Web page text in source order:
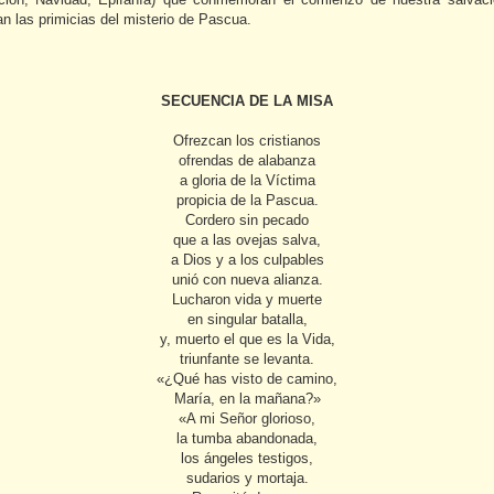
las primicias del misterio de Pascua.
SECUENCIA DE LA MISA
Ofrezcan los cristianos
ofrendas de alabanza
a gloria de la Víctima
propicia de la Pascua.
Cordero sin pecado
que a las ovejas salva,
a Dios y a los culpables
unió con nueva alianza.
Lucharon vida y muerte
en singular batalla,
y, muerto el que es la Vida,
triunfante se levanta.
«¿Qué has visto de camino,
María, en la mañana?»
«A mi Señor glorioso,
la tumba abandonada,
los ángeles testigos,
sudarios y mortaja.